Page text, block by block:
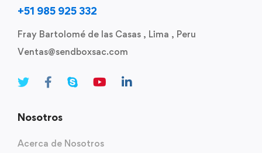
+51 985 925 332
Fray Bartolomé de las Casas , Lima , Peru
Ventas@sendboxsac.com
Nosotros
Acerca de Nosotros